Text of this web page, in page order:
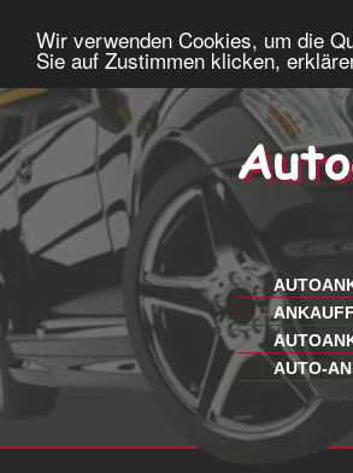
Wir verwenden Cookies, um die
Sie auf Zustimmen klicken,
AUTO-